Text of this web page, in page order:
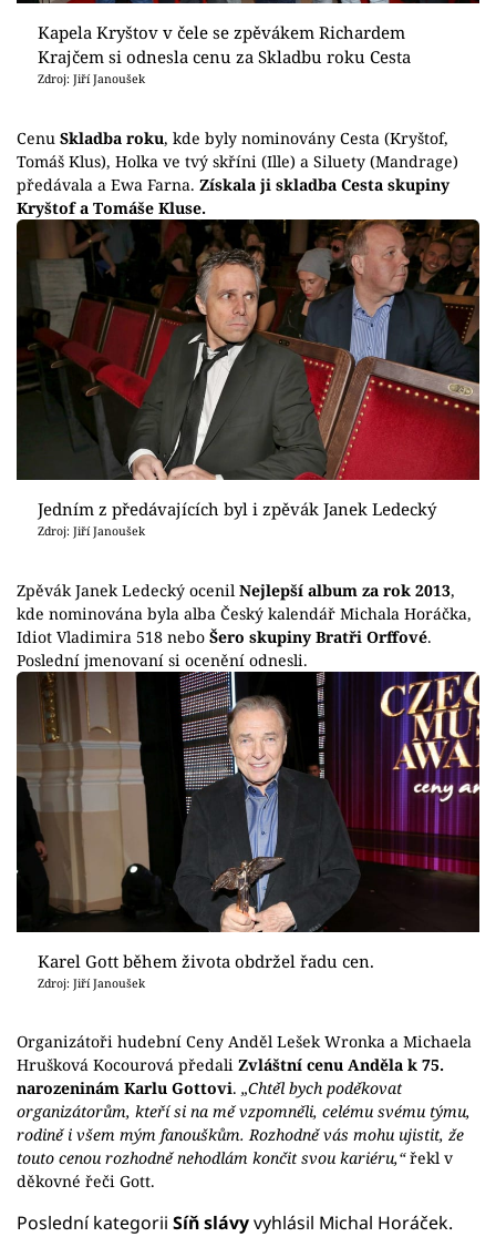
Kapela Kryštov v čele se zpěvákem Richardem
Krajčem si odnesla cenu za Skladbu roku Cesta
Zdroj: Jiří Janoušek
Cenu Skladba roku, kde byly nominovány Cesta (Kryštof,
Tomáš Klus), Holka ve tvý skříni (Ille) a Siluety (Mandrage)
předávala a Ewa Farna. Získala ji skladba Cesta skupiny
Kryštof a Tomáše Kluse.
Jedním z předávajících byl i zpěvák Janek Ledecký
Zdroj: Jiří Janoušek
Zpěvák Janek Ledecký ocenil Nejlepší album za rok 2013,
kde nominována byla alba Český kalendář Michala Horáčka,
Idiot Vladimira 518 nebo Šero skupiny Bratři Orffové.
Poslední jmenovaní si ocenění odnesli.
Karel Gott během života obdržel řadu cen.
Zdroj: Jiří Janoušek
Organizátoři hudební Ceny Anděl Lešek Wronka a Michaela
Hrušková Kocourová předali Zvláštní cenu Anděla k 75.
narozeninám Karlu Gottovi. „Chtěl bych poděkovat
organizátorům, kteří si na mě vzpomněli, celému svému týmu,
rodině i všem mým fanouškům. Rozhodně vás mohu ujistit, že
touto cenou rozhodně nehodlám končit svou kariéru,“řekl v
děkovné řeči Gott.
Poslední kategorii Síň slávyvyhlásil Michal Horáček.